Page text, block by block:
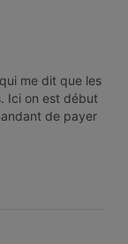
me dit que les
Ici on est début
de payer
les 60 €. du